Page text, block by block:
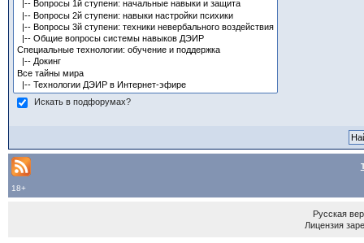
Искать в подфорумах?
18+
Русская
Лицензия